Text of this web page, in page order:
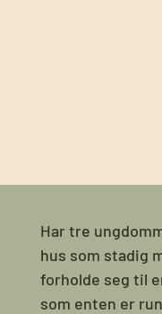
Har tre
hus som stadig
forholde seg til
som enten er